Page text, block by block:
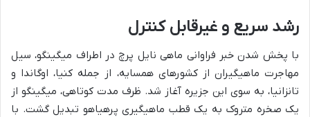
رشد سریع و غیرقابل کنترل
با پخش شدن خبر فراوانی ماهی نایل پرچ در اطراف میگینگو، سیل
مهاجرت ماهیگیران از کشورهای همسایه، از جمله کنیا، اوگاندا و
تانزانیا، به سوی این جزیره آغاز شد. ظرف مدت کوتاهی، میگینگو از
یک صخره متروک به یک قطب ماهیگیری پرهیاهو تبدیل گشت. با